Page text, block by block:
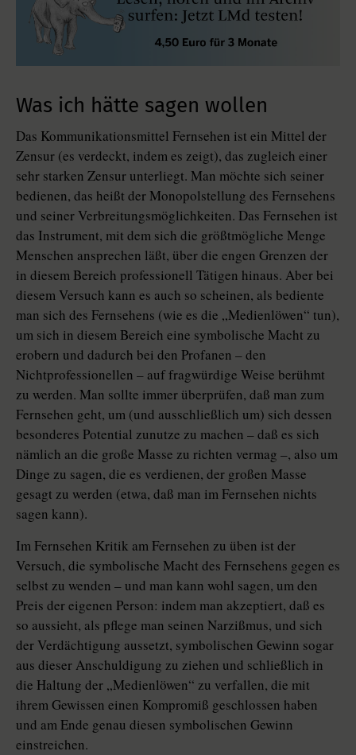
Was ich hätte sagen wollen
Das Kommunikationsmittel Fernsehen ist ein Mittel der
Zensur (es verdeckt, indem es zeigt), das zugleich einer
sehr starken Zensur unterliegt. Man möchte sich seiner
bedienen, das heißt der Monopolstellung des Fernsehens
und seiner Verbreitungsmöglichkeiten. Das Fernsehen ist
das Instrument, mit dem sich die größtmögliche Menge
Menschen ansprechen läßt, über die engen Grenzen der
in diesem Bereich professionell Tätigen hinaus. Aber bei
diesem Versuch kann es auch so scheinen, als bediente
man sich des Fernsehens (wie es die „Medienlöwen“ tun),
um sich in diesem Bereich eine symbolische Macht zu
erobern und dadurch bei den Profanen – den
Nichtprofessionellen – auf fragwürdige Weise berühmt
zu werden. Man sollte immer überprüfen, daß man zum
Fernsehen geht, um (und ausschließlich um) sich dessen
besonderes Potential zunutze zu machen – daß es sich
nämlich an die große Masse zu richten vermag –, also um
Dinge zu sagen, die es verdienen, der großen Masse
gesagt zu werden (etwa, daß man im Fernsehen nichts
sagen kann).
Im Fernsehen Kritik am Fernsehen zu üben ist der
Versuch, die symbolische Macht des Fernsehens gegen es
selbst zu wenden – und man kann wohl sagen, um den
Preis der eigenen Person: indem man akzeptiert, daß es
so aussieht, als pflege man seinen Narzißmus, und sich
der Verdächtigung aussetzt, symbolischen Gewinn sogar
aus dieser Anschuldigung zu ziehen und schließlich in
die Haltung der „Medienlöwen“ zu verfallen, die mit
ihrem Gewissen einen Kompromiß geschlossen haben
und am Ende genau diesen symbolischen Gewinn
einstreichen.